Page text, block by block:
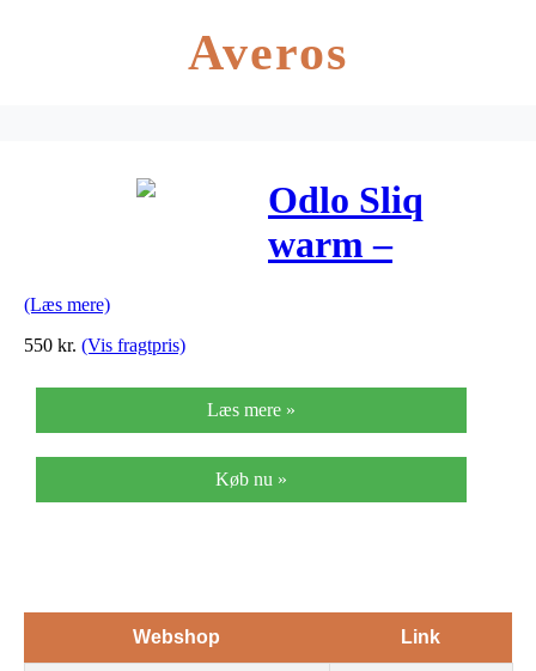
Averos
Odlo Sliq
warm –
(Læs mere)
550 kr. (Vis fragtpris)
Læs mere »
Køb nu »
Webshop Link